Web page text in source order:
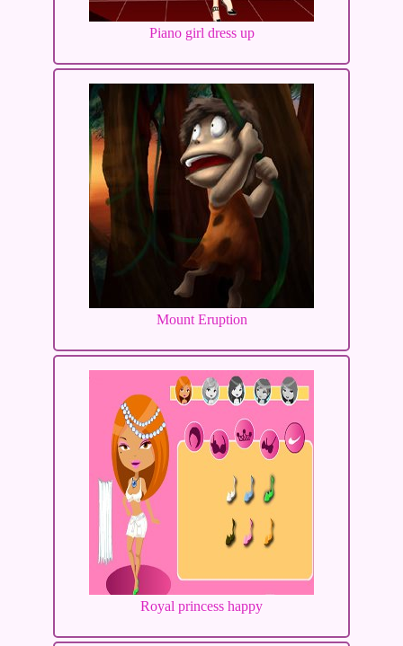
Piano girl dress up
Mount Eruption
Royal princess happy